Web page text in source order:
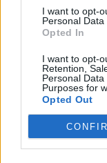
I want to opt-
Personal Data
Opted In
I want to opt-
Retention,
Personal
Purposes for
Opted Out
06/08/2026 - 08:05
Χρηματιστήριο:
εκατ. ευρώ ο
05/08/2026 - 18:27
Είσοδος της
διασύνδεση
05/08/2026 - 18:06